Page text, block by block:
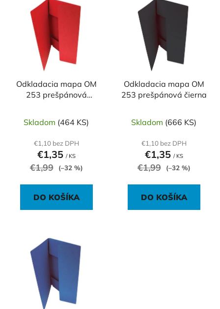
Odkladacia mapa OM
253 prešpánová
Skladom (464 KS)
€1,10 bez DPH
€1,35 / KS
€1,99 (–32 %)
DO KOŠÍKA
Odkladacia mapa OM
253 prešpánová čierna
Skladom (666 KS)
€1,10 bez DPH
€1,35 / KS
€1,99 (–32 %)
DO KOŠÍKA